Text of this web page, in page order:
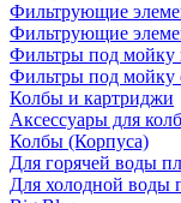
Фильтрующие
Фильтрующие
Фильтры под мойку
Фильтры под мойку
Колбы и картриджи
Аксессуары для колб
Колбы (Корпуса)
Для горячей воды
Для холодной воды